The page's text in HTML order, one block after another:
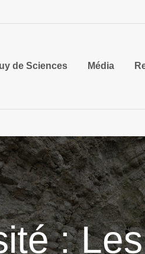
de Sciences Média
: